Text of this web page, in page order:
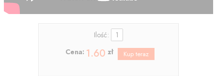
Ilość:
Cena: 1.60 zł